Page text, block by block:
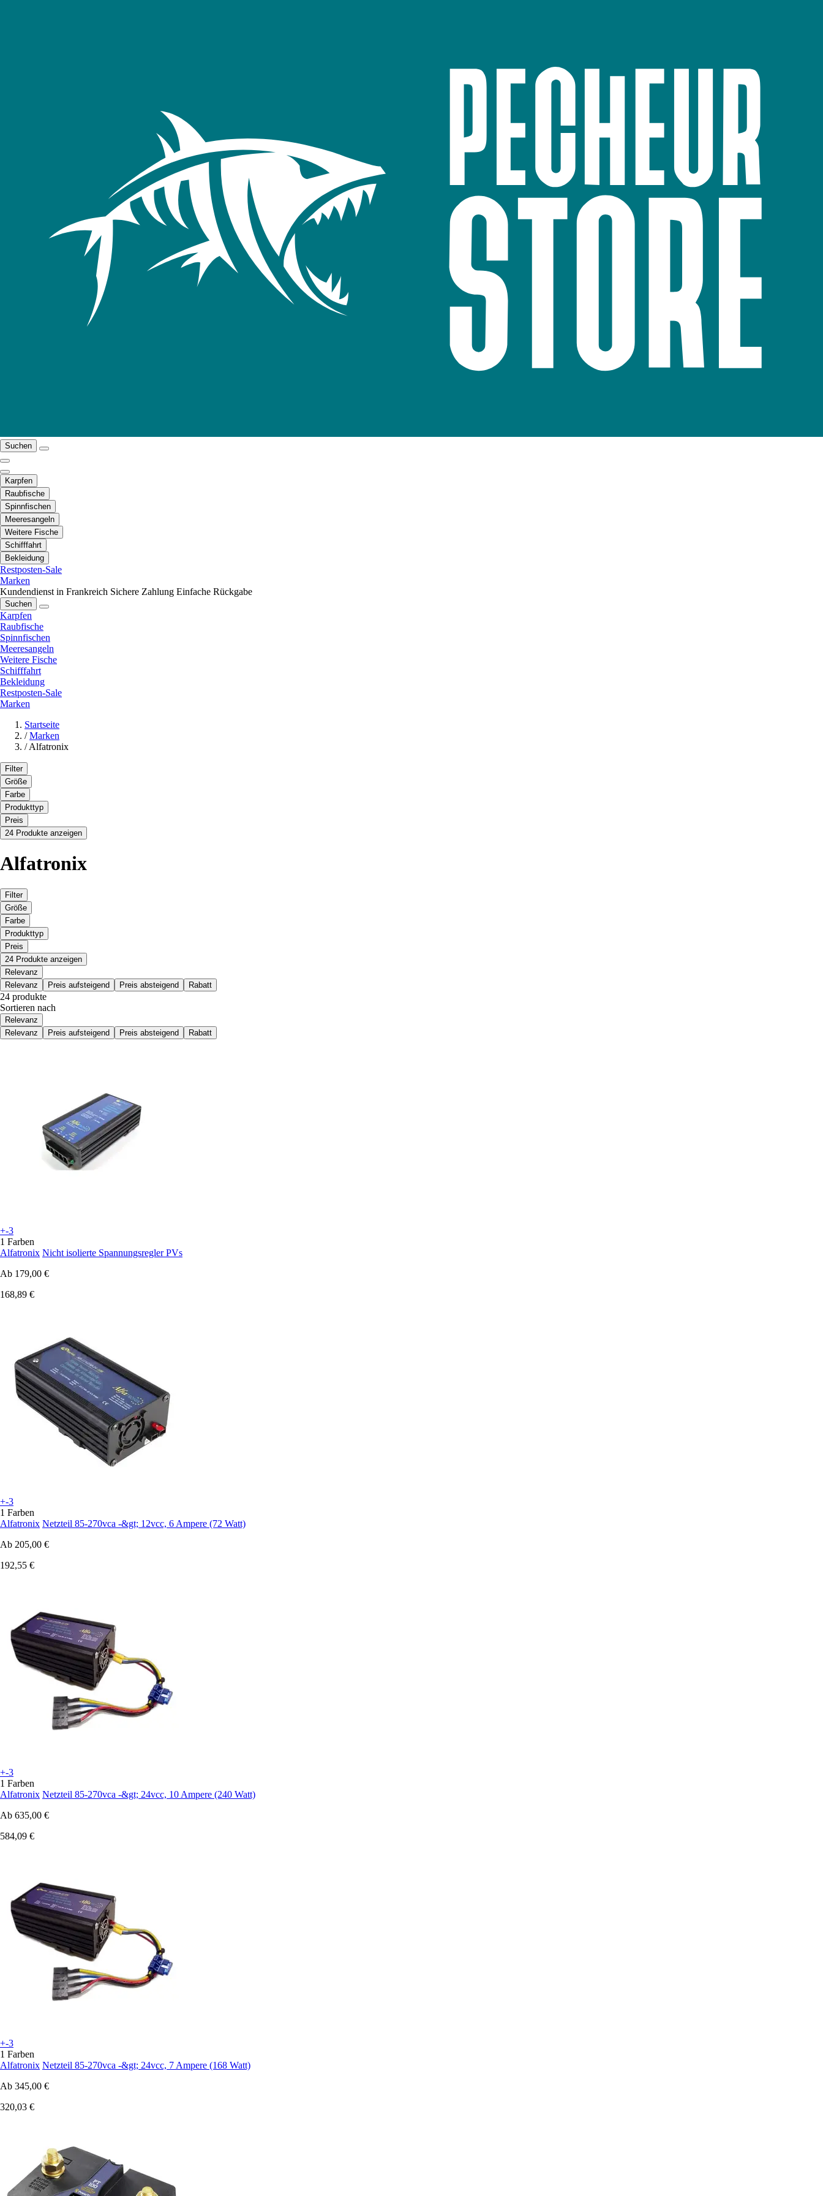
Suchen
Karpfen
Raubfische
Spinnfischen
Meeresangeln
Weitere Fische
Schifffahrt
Bekleidung
Restposten-Sale
Marken
Kundendienst in Frankreich Sichere Zahlung Einfache Rückgabe
Suchen
Karpfen
Raubfische
Spinnfischen
Meeresangeln
Weitere Fische
Schifffahrt
Bekleidung
Restposten-Sale
Marken
Startseite
/ Marken
/ Alfatronix
Filter
Größe
Farbe
Produkttyp
Preis
24 Produkte anzeigen
Alfatronix
Filter
Größe
Farbe
Produkttyp
Preis
24 Produkte anzeigen
Relevanz
Relevanz
Preis aufsteigend Preis absteigend Rabatt
24 produkte
Sortieren nach
Relevanz
Relevanz
Preis aufsteigend Preis absteigend Rabatt
+-3
1 Farben
Alfatronix Nicht isolierte Spannungsregler PVs
Ab 179,00 €
168,89 €
+-3
1 Farben
Alfatronix Netzteil 85-270vca -&gt; 12vcc, 6 Ampere (72 Watt)
Ab 205,00 €
192,55 €
+-3
1 Farben
Alfatronix Netzteil 85-270vca -&gt; 24vcc, 10 Ampere (240 Watt)
Ab 635,00 €
584,09 €
+-3
1 Farben
Alfatronix Netzteil 85-270vca -&gt; 24vcc, 7 Ampere (168 Watt)
Ab 345,00 €
320,03 €